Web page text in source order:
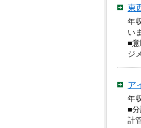
東
年
い
■
ジ
ア
年
■
計